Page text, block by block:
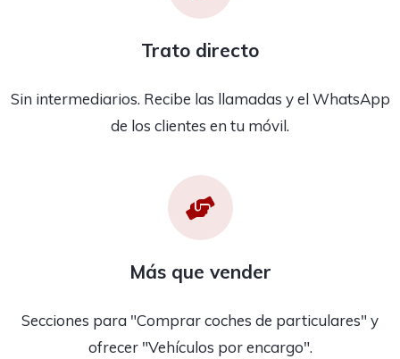
Trato directo
Sin intermediarios. Recibe las llamadas y el WhatsApp
de los clientes en tu móvil.
Más que vender
Secciones para "Comprar coches de particulares" y
ofrecer "Vehículos por encargo".